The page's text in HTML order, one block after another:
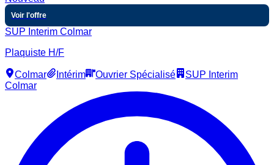
Voir l'offre
SUP Interim Colmar
Plaquiste H/F
Colmar Intérim Ouvrier Spécialisé
SUP Interim
Colmar